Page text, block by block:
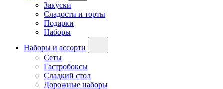
Закуски
Сладости и торты
Подарки
Наборы
Наборы и ассорти
Сеты
Гастробоксы
Сладкий стол
Дорожные наборы